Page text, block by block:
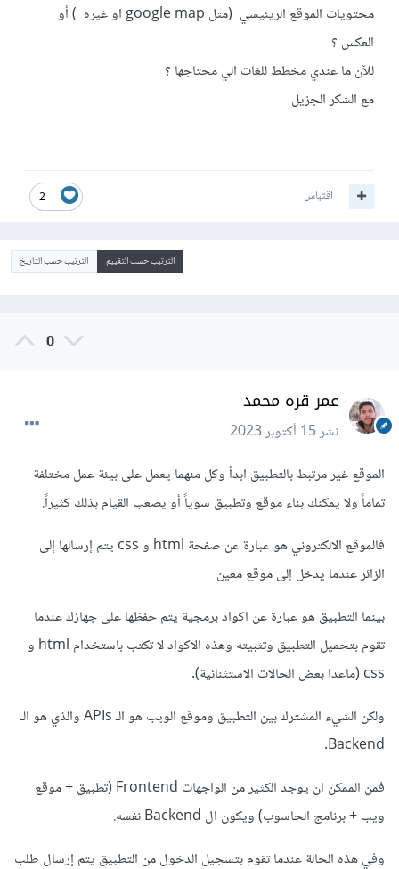
محتويات الموقع الريئيسي (مثل google map او غيره ) أو
العكس ؟
للآن ما عندي مخطط للغات الي محتاجها ؟
مع الشكر الجزيل
2 اقتباس
الترتيب حسب التقييم الترتيب حسب التاريخ
0
عمر قره محمد
نشر15 أكتوبر 2023
الموقع غير مرتبط بالتطبيق ابدأ وكل منهما يعمل على بيئة عمل مختلفة
تماماً ولا يمكنك بناء موقع وتطبيق سوياً أو يصعب القيام بذلك كثيراً.
فالموقع الالكتروني هو عبارة عن صفحة html و css يتم إرسالها إلى
الزائر عندما يدخل إلى موقع معين
بينما التطبيق هو عبارة عن اكواد برمجية يتم حفظها على جهازك عندما
تقوم بتحميل التطبيق وتثبيته وهذه الاكواد لا تكتب باستخدام html و
css (ماعدا بعض الحالات الاستثنائية).
ولكن الشيء المشترك بين التطبيق وموقع الويب هو الـ APIs والذي هو الـ
Backend.
فمن الممكن ان يوجد الكثير من الواجهات Frontend (تطبيق + موقع
ويب + برنامج الحاسوب) ويكون ال Backend نفسه.
وفي هذه الحالة عندما تقوم بتسجيل الدخول من التطبيق يتم إرسال طلب